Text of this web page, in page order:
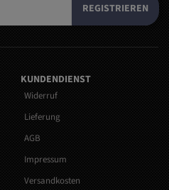
REGISTRIEREN
KUNDENDIENST
Widerruf
Lieferung
AGB
Impressum
Versandkosten